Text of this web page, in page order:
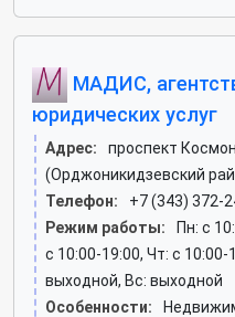
МАДИС,
юридических услуг
Адрес:
проспект
(Орджоникидзевский
Телефон:
+7 (343) 372-
Режим работы:
Пн: c
c 10:00-19:00, Чт: c 10:00-
выходной, Вс: выходной
Особенности: